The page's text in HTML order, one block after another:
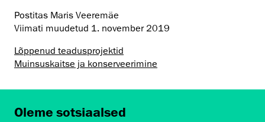
Postitas Maris Veeremäe
Viimati muudetud 1. november 2019
Lõppenud teadusprojektid
Muinsus­kaitse ja konserveerimine
Oleme sotsiaalsed